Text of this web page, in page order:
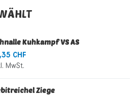
Kuhkampf VS AS
CHF
MwSt.
Ziege